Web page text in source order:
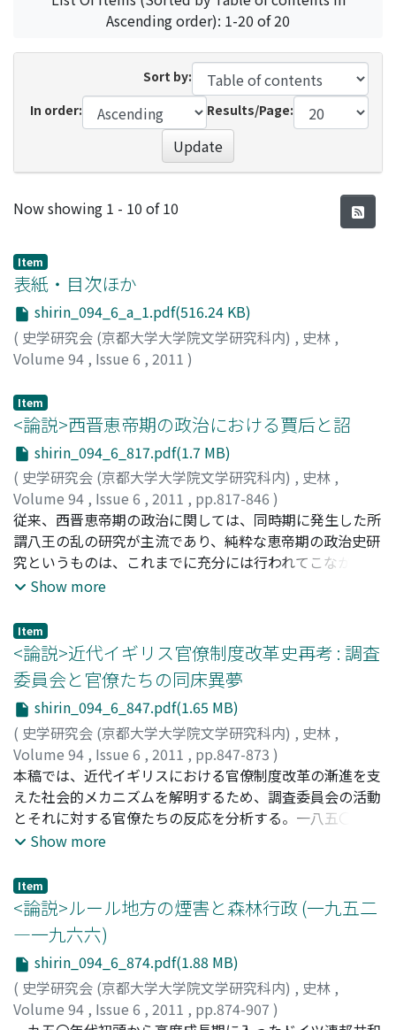
Ascending order): 1-20 of 20
Sort by:
In order:
Results/Page:
Update
Recent Submissions
Now showing 1 - 10 of 10
Item
表紙・目次ほか
shirin_094_6_a_1.pdf(516.24 KB)
( 史学研究会 (京都大学大学院文学研究科内) , 史林 ,
Volume 94 , Issue 6 , 2011 )
Item
<論説>西晋恵帝期の政治における賈后と詔
shirin_094_6_817.pdf(1.7 MB)
( 史学研究会 (京都大学大学院文学研究科内) , 史林 ,
Volume 94 , Issue 6 , 2011 , pp.817-846 )
田中, 一輝;TANAKA, Kazuki;タナカ, カズキ
従来、西晋恵帝期の政治に関しては、同時期に発生した所
謂八王の乱の研究が主流であり、純粋な恵帝期の政治史研
究というものは、これまでに充分には行われてこなかっ
た。本稿では、恵帝の治世の前半期(二九〇〜三〇〇) の政
の解明を目指した。賈后は恵帝から手詔を入手し、それに
よって軍を動員し、クーデターを起こして楊駿・汝南王
亮・衛[カン]らを殺害することで実権を掌握した。その後
の政治においては、詔(特に手詔) の発令権を実質的に掌握
し、また外戚・宦官を利用して、朝臣に対する自らの優位
を確保した。しかし、趙王倫とその腹心の孫秀らが詔の偽
造によってクーデターを起こしたことにより、賈后は倒さ
れる。以後、彼らは詔を偽造して政敵を廃除し、趙王倫の
皇帝即位後は、孫秀が手詔を自ら作成し政治を行った。こ
れにより、皇帝の権威は残ったものの、皇帝の詔によって
臣下に命令を下し、また会議において裁可を下すといった
Show more
Item
<論説>近代イギリス官僚制度改革史再考 : 調査
委員会と官僚たちの同床異夢
shirin_094_6_847.pdf(1.65 MB)
( 史学研究会 (京都大学大学院文学研究科内) , 史林 ,
Volume 94 , Issue 6 , 2011 , pp.847-873 )
水田, 大紀 ;MIZUTA, Tomonori;ミズタ, トモノリ
本稿では、近代イギリスにおける官僚制度改革の漸進を支
えた社会的メカニズムを解明するため、調査委員会の活動
とそれに対する官僚たちの反応を分析する。一八五〇年代
に始まる改革は、一八七〇〜九〇年代の調査委員会により
により詳細に報道された。新聞は官僚たちに様々な見解を
流通させ、改革に対する彼らの意見や提案を発表する媒体
ともなった。改革を「主動」する側は、能力主義の導入に
より人件費の削減と行政組織の合理化を目指した。一方、
「受動」側の官僚たちにとって改革は、現場で起こる問題
を是正する契機であった。ゆえに彼らは改革に高い関心を
抱き、ときには新たな手段を模索しつつ委員会の留書に食
Show more
Item
<論説>ルール地方の煙害と森林行政 (一九五二
―一九六六)
shirin_094_6_874.pdf(1.88 MB)
( 史学研究会 (京都大学大学院文学研究科内) , 史林 ,
Volume 94 , Issue 6 , 2011 , pp.874-907 )